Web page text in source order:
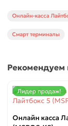
Онлайн-касса
Смарт терминалы
Рекомендуем
Лидер продаж!
Онлайн касса